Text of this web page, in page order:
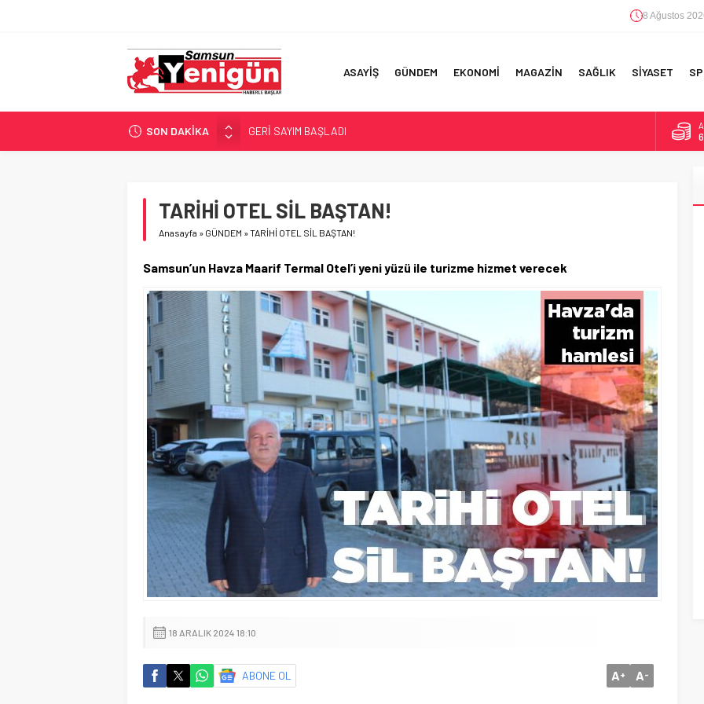
8 Ağustos
ASAYİŞ GÜNDEM EKONOMİ MAGAZİN SAĞLIK SİYASET
SON DAKİKA
GERİ SAYIM BAŞLADI
SAMSUNSPOR’DA HEDEF 5’İNCİLİK!
İŞTE FINDIK FİYATI!
YÖNETİCİ SEÇERKEN YAPILAN EN BÜYÜK HATALAR
TARİHİ OTEL SİL BAŞTAN!
Anasayfa » GÜNDEM »TARİHİ OTEL SİL BAŞTAN!
Samsun’un Havza Maarif Termal Otel’i yeni yüzü ile turizme hizmet verecek
18 ARALIK 2024 18:10
ABONE OL A+ A-